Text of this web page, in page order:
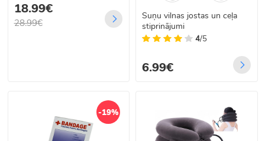
18.99€
28.99€
Suņu vilnas jostas un ceļa
stiprinājumi
4/5
6.99€
-19%